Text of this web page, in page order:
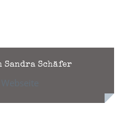
Sandra Schäfer